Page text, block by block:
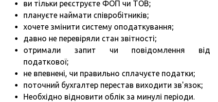
ви тільки реєструєте ФОП чи ТОВ;
плануєте наймати співробітників;
хочете змінити систему оподаткування;
давно не перевіряли стан звітності;
отримали запит чи повідомлення від
податкової;
не впевнені, чи правильно сплачуєте податки;
поточний бухгалтер перестав виходити зв'язок;
Необхідно відновити облік за минулі періоди.